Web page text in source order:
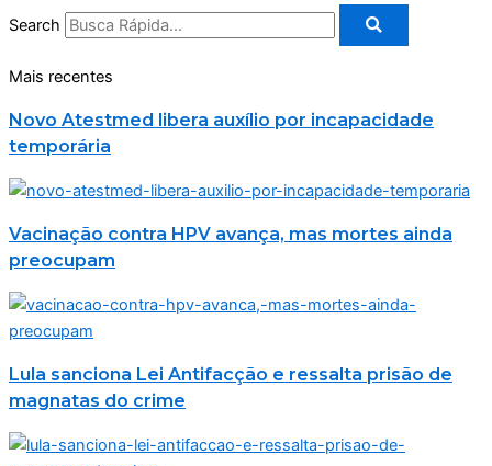
Search
Mais recentes
Novo Atestmed libera auxílio por incapacidade
temporária
Vacinação contra HPV avança, mas mortes ainda
preocupam
Lula sanciona Lei Antifacção e ressalta prisão de
magnatas do crime